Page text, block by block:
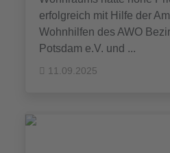
erfolgreich mit Hilfe der
Wohnhilfen des AWO
Potsdam e.V. und ...
11.09.2025